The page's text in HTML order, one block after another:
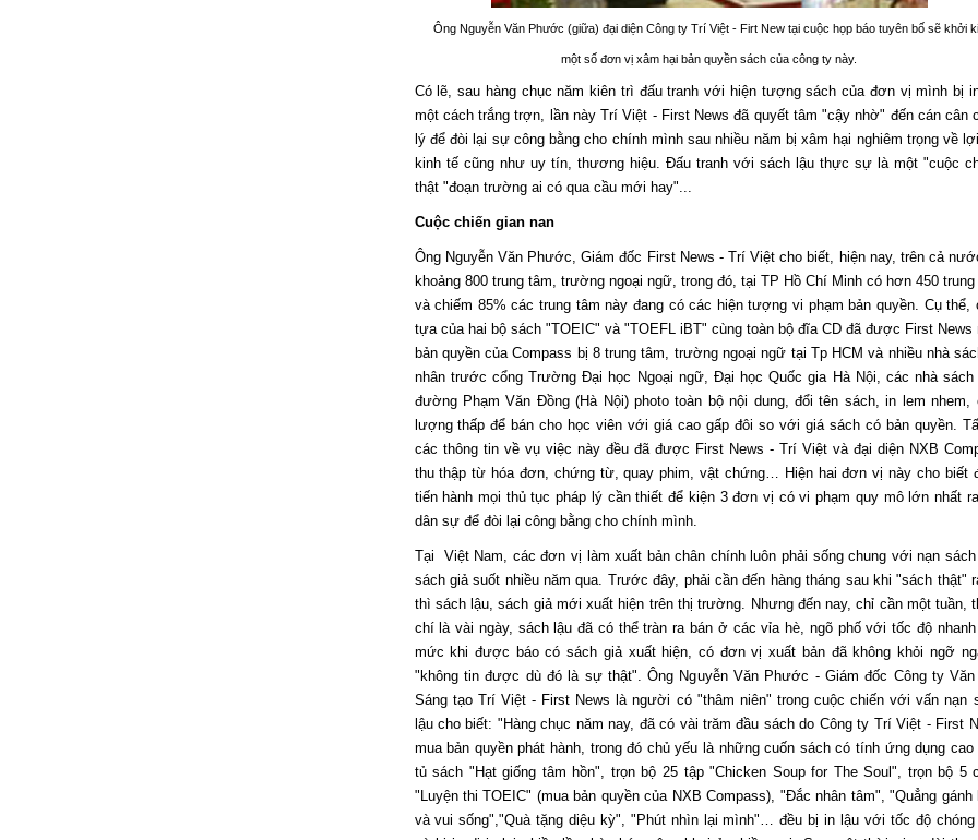
Ông Nguyễn Văn Phước (giữa) đại diện Công ty Trí Việt - Firt New tại cuộc họp báo tuyên bố sẽ khởi
một số đơn vị xâm hại bản quyền sách của công ty này.
Có lẽ, sau hàng chục năm kiên trì đấu tranh với hiện tượng sách của đơn vị mình bị
một cách trắng trợn, lần này Trí Việt - First News đã quyết tâm "cậy nhờ" đến cán cân
lý để đòi lại sự công bằng cho chính mình sau nhiều năm bị xâm hại nghiêm trọng về
kinh tế cũng như uy tín, thương hiệu. Đấu tranh với sách lậu thực sự là một "cuộc
thật "đoạn trường ai có qua cầu mới hay"...
Cuộc chiến gian nan
Ông Nguyễn Văn Phước, Giám đốc First News - Trí Việt cho biết, hiện nay, trên cả
khoảng 800 trung tâm, trường ngoại ngữ, trong đó, tại TP Hồ Chí Minh có hơn 450 trung
và chiếm 85% các trung tâm này đang có các hiện tượng vi phạm bản quyền. Cụ thể,
tựa của hai bộ sách "TOEIC" và "TOEFL iBT" cùng toàn bộ đĩa CD đã được First News
bản quyền của Compass bị 8 trung tâm, trường ngoại ngữ tại Tp HCM và nhiều nhà
nhân trước cổng Trường Đại học Ngoại ngữ, Đại học Quốc gia Hà Nội, các nhà sách
đường Phạm Văn Đồng (Hà Nội) photo toàn bộ nội dung, đổi tên sách, in lem nhem,
lượng thấp để bán cho học viên với giá cao gấp đôi so với giá sách có bản quyền.
các thông tin về vụ việc này đều đã được First News - Trí Việt và đại diện NXB
thu thập từ hóa đơn, chứng từ, quay phim, vật chứng… Hiện hai đơn vị này cho biết
tiến hành mọi thủ tục pháp lý cần thiết để kiện 3 đơn vị có vi phạm quy mô lớn nhất
dân sự để đòi lại công bằng cho chính mình.
Tại Việt Nam, các đơn vị làm xuất bản chân chính luôn phải sống chung với nạn sách
sách giả suốt nhiều năm qua. Trước đây, phải cần đến hàng tháng sau khi "sách thật"
thì sách lậu, sách giả mới xuất hiện trên thị trường. Nhưng đến nay, chỉ cần một tuần,
chí là vài ngày, sách lậu đã có thể tràn ra bán ở các vỉa hè, ngõ phố với tốc độ nhanh
mức khi được báo có sách giả xuất hiện, có đơn vị xuất bản đã không khỏi ngỡ
"không tin được dù đó là sự thật". Ông Nguyễn Văn Phước - Giám đốc Công ty Văn
Sáng tạo Trí Việt - First News là người có "thâm niên" trong cuộc chiến với vấn nạn
lậu cho biết: "Hàng chục năm nay, đã có vài trăm đầu sách do Công ty Trí Việt - First
mua bản quyền phát hành, trong đó chủ yếu là những cuốn sách có tính ứng dụng cao
tủ sách "Hạt giống tâm hồn", trọn bộ 25 tập "Chicken Soup for The Soul", trọn bộ 5
"Luyện thi TOEIC" (mua bản quyền của NXB Compass), "Đắc nhân tâm", "Quẳng gánh
và vui sống","Quà tặng diệu kỳ", "Phút nhìn lại mình"… đều bị in lậu với tốc độ chóng
Tác giả PGS.TS. Vũ Trọng Lâm -
Tác giả Nguyễn Văn Linh Tác giả Đào Trinh Nhất
Tác
dịch: